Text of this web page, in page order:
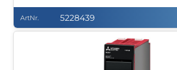
ArtNr. 5228439